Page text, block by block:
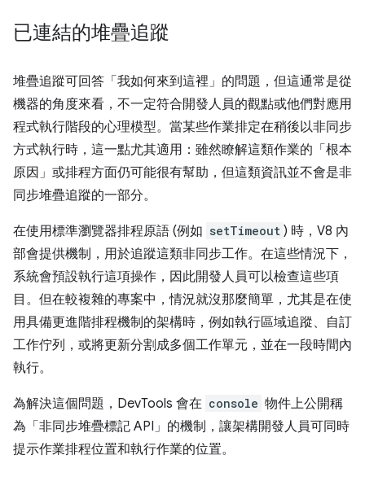
已連結的堆疊追蹤
堆疊追蹤可回答「我如何來到這裡」 的問題，但這通常是從
機器的角度來看，不一定符合開發人員的觀點或他們對應用
程式執行階段的心理模型。當某些作業排定在稍後以非同步
方式執行時，這一點尤其適用：雖然瞭解這類作業的「根本
原因」或排程方面仍可能很有幫助，但這類資訊並不會是非
同步堆疊追蹤的一部分。
在使用標準瀏覽器排程原語 (例如 setTimeout ) 時，V8 內
部會提供機制，用於追蹤這類非同步工作。在這些情況下，
系統會預設執行這項操作，因此開發人員可以檢查這些項
目。但在較複雜的專案中，情況就沒那麼簡單，尤其是在使
用具備更進階排程機制的架構時，例如執行區域追蹤、自訂
工作佇列，或將更新分割成多個工作單元，並在一段時間內
執行。
為解決這個問題，DevTools 會在 console 物件上公開稱
為「非同步堆疊標記 API」的機制，讓架構開發人員可同時
提示作業排程位置和執行作業的位置。